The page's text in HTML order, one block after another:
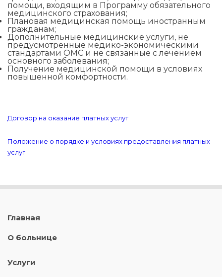
помощи, входящим в Программу обязательного
медицинского страхования;
Плановая медицинская помощь иностранным
гражданам;
Дополнительные медицинские услуги, не
предусмотренные медико-экономическими
стандартами ОМС и не связанные с лечением
основного заболевания;
Получение медицинской помощи в условиях
повышенной комфортности.
Договор на оказание платных услуг
Положение о порядке и условиях предоставления платных
услуг
Главная
О больнице
Услуги